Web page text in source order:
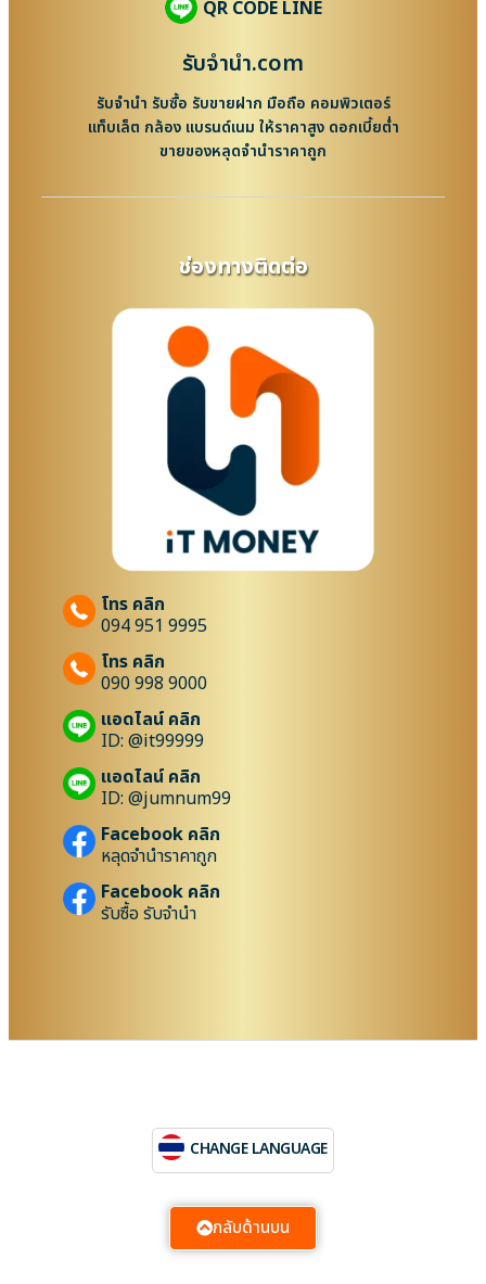
QR CODE LINE
รับจํานํา.com
รับจำนำ รับซื้อ รับขายฝาก มือถือ คอมพิวเตอร์
แท็บเล็ต กล้อง แบรนด์เนม ให้ราคาสูง ดอกเบี้ยต่ำ
ขายของหลุดจำนำราคาถูก
ช่องทางติดต่อ
โทร คลิก
094 951 9995
โทร คลิก
090 998 9000
แอดไลน์ คลิก
ID: @it99999
แอดไลน์ คลิก
ID: @jumnum99
Facebook คลิก
หลุดจำนำราคาถูก
Facebook คลิก
รับซื้อ รับจำนำ
CHANGE LANGUAGE
กลับด้านบน